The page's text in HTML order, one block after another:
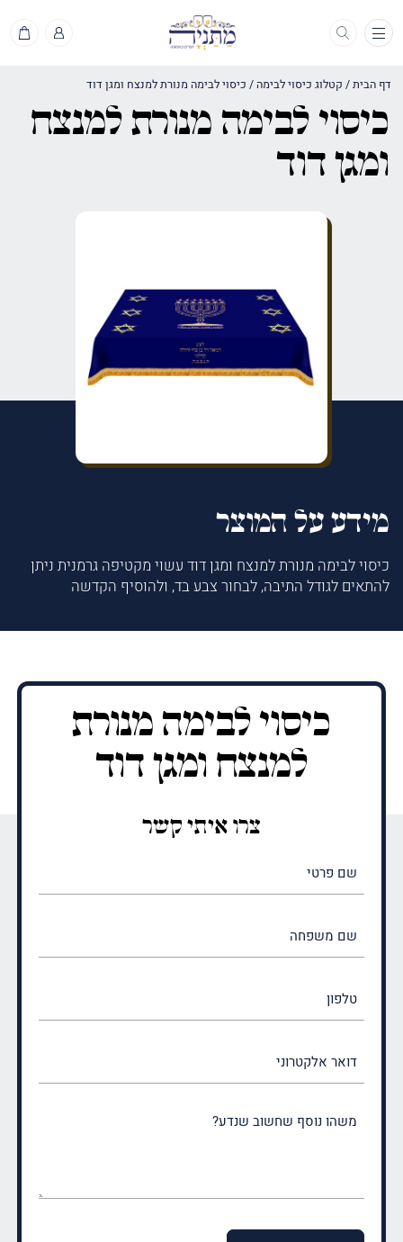
תפריט
דף הבית/ קטלוג כיסוי לבימה / כיסוי לבימה מנורת למנצח ומגן דוד
כיסוי לבימה מנורת למנצח
ומגן דוד
מידע על המוצר
כיסוי לבימה מנורת למנצח ומגן דוד עשוי מקטיפה גרמנית ניתן
להתאים לגודל התיבה, לבחור צבע בד, ולהוסיף הקדשה
כיסוי לבימה מנורת
למנצח ומגן דוד
צרו איתי קשר
(חובה)
(חובה)